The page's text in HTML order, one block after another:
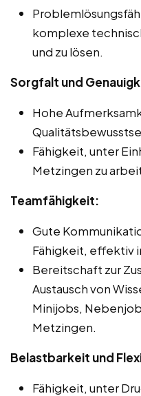
komplexe
und zu lösen.
Sorgfalt und
Hohe
Fähigkeit, unter
Metzingen zu
Teamfähigkeit:
Gute
Fähigkeit, effektiv
Bereitschaft zur
Austausch von
Minijobs,
Metzingen.
Belastbarkeit und
Fähigkeit, unter